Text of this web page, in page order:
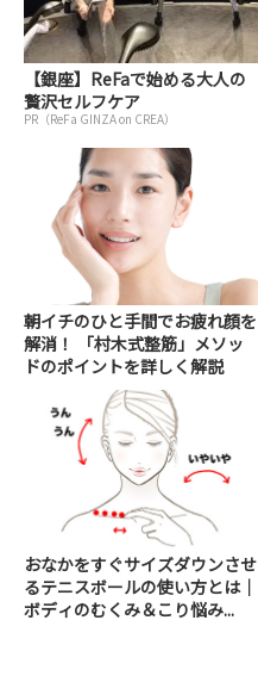
【銀座】ReFaで始める大人の
贅沢セルフケア
PR（ReFa GINZA on CREA）
朝イチのひと手間でお疲れ顔を
解消！ 「村木式整筋」メソッ
ドのポイントを詳しく解説
おなかをすぐサイズダウンさせ
るテニスボールの使い方とは｜
ボディのむくみ＆こり悩み...